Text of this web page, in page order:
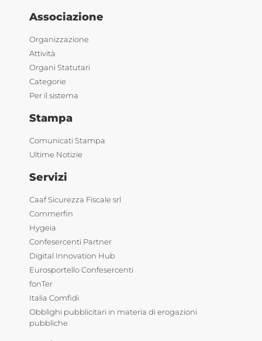
Associazione
Organizzazione
Attività
Organi Statutari
Categorie
Per il sistema
Stampa
Comunicati Stampa
Ultime Notizie
Servizi
Caaf Sicurezza Fiscale srl
Commerfin
Hygeia
Confesercenti Partner
Digital Innovation Hub
Eurosportello Confesercenti
fonTer
Italia Comfidi
Obblighi pubblicitari in materia di erogazioni
pubbliche